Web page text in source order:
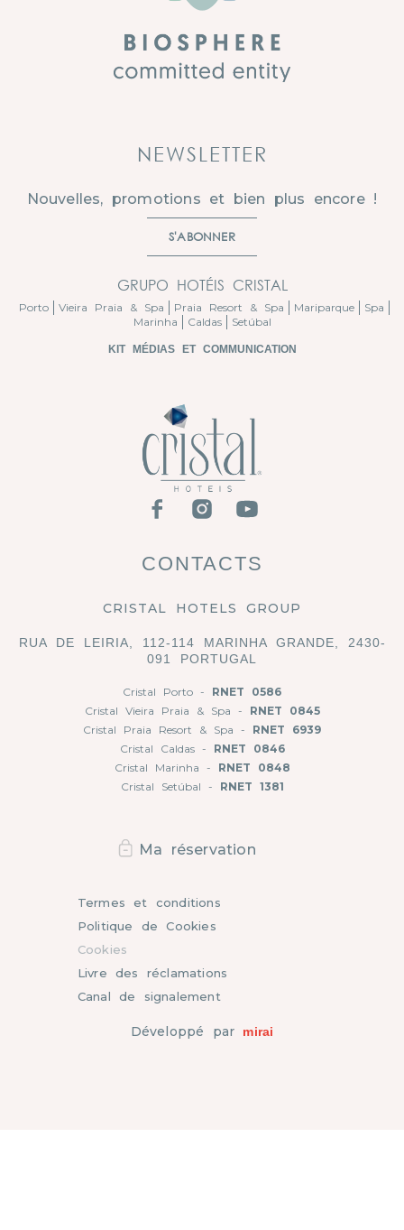
CONTACTS
CRISTAL HOTELS GROUP
RUA DE LEIRIA, 112-114 MARINHA GRANDE, 2430-
091 PORTUGAL
Cristal Porto - RNET 0586
Cristal Vieira Praia & Spa - RNET 0845
Cristal Praia Resort & Spa - RNET 6939
Cristal Caldas - RNET 0846
Cristal Marinha - RNET 0848
Cristal Setúbal - RNET 1381
NEWSLETTER
Nouvelles, promotions et bien plus encore !
S'ABONNER
GRUPO HOTÉIS CRISTAL
Porto Vieira Praia & Spa Praia Resort & Spa Mariparque
Spa
Marinha
Caldas Setúbal
KIT MÉDIAS ET COMMUNICATION
Développé par mirai
Termes et conditions
Politique de Cookies
Cookies
Livre des réclamations
Canal de signalement
Ma réservation